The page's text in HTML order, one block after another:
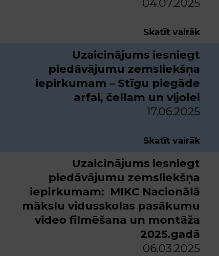
04.07.2025
Skatīt vairāk
Uzaicinājums iesniegt
piedāvājumu zemsliekšņa
iepirkumam – Stīgu piegāde
arfai, čellam un vijolei
17.06.2025
Skatīt vairāk
Uzaicinājums iesniegt
piedāvājumu zemsliekšņa
iepirkumam: MIKC Nacionālā
mākslu vidusskolas pasākumu
video filmēšana un montāža
2025.gadā
06.03.2025